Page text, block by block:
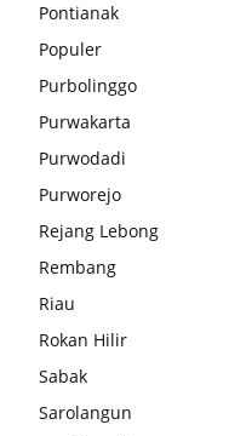
Pontianak
Populer
Purbolinggo
Purwakarta
Purwodadi
Purworejo
Rejang Lebong
Rembang
Riau
Rokan Hilir
Sabak
Sarolangun